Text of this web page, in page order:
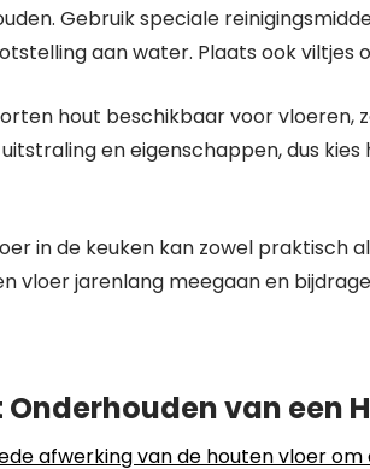
Gebruik speciale
aan water. Plaats ook viltjes
hout beschikbaar voor vloeren,
en eigenschappen, dus
in de keuken kan zowel praktisch
vloer jarenlang meegaan en
Onderhouden van een
afwerking van de houten vloer